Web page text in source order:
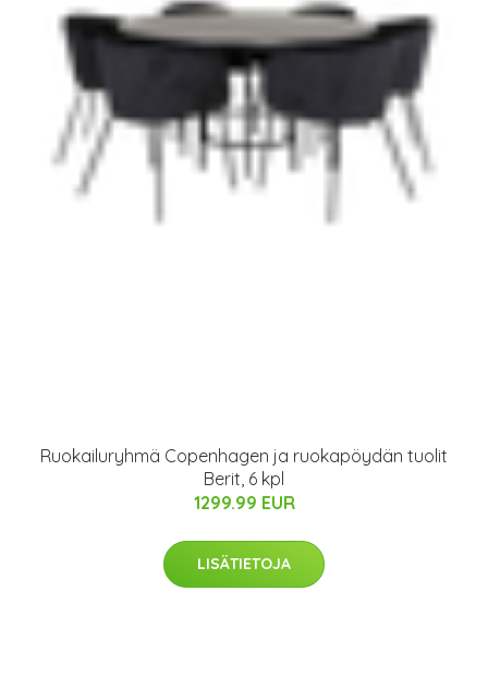
Ruokailuryhmä Copenhagen ja ruokapöydän tuolit
Berit, 6 kpl
1299.99 EUR
LISÄTIETOJA